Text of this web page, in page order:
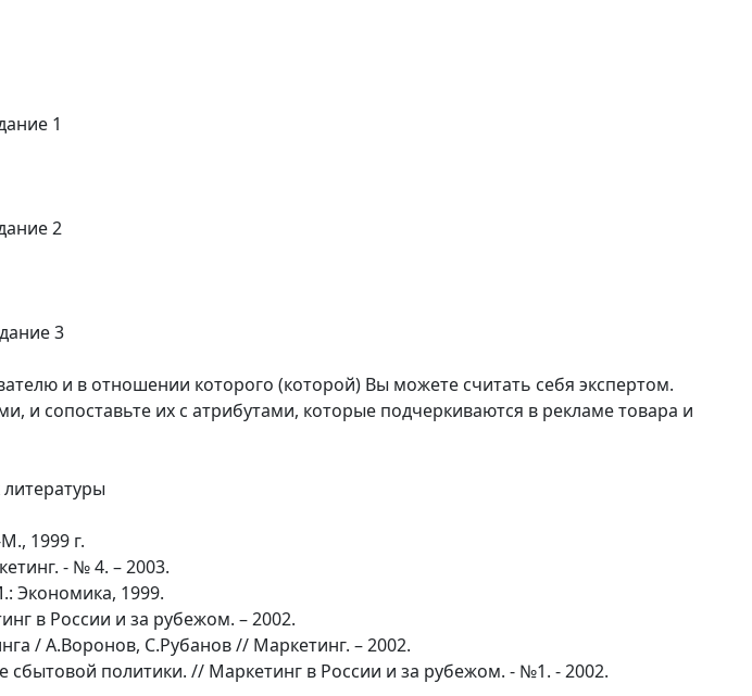
1
2
3
и в отношении которого (которой) Вы можете считать себя экспертом.
и сопоставьте их с атрибутами, которые подчеркиваются в рекламе товара и
1999 г.
- № 4. – 2003.
Экономика, 1999.
в России и за рубежом. – 2002.
/ А.Воронов, С.Рубанов // Маркетинг. – 2002.
политики. // Маркетинг в России и за рубежом. - №1. - 2002.